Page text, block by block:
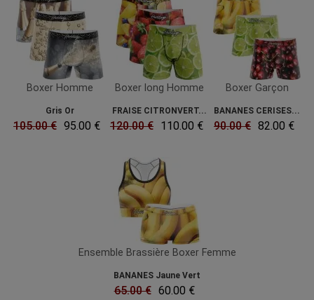
Boxer Homme
Gris Or
105.00 € 95.00 €
Boxer long Homme
FRAISE CITRONVERT...
120.00 € 110.00 €
Boxer Garçon
BANANES CERISES...
90.00 € 82.00 €
Ensemble Brassière Boxer Femme
BANANES Jaune Vert
65.00 € 60.00 €